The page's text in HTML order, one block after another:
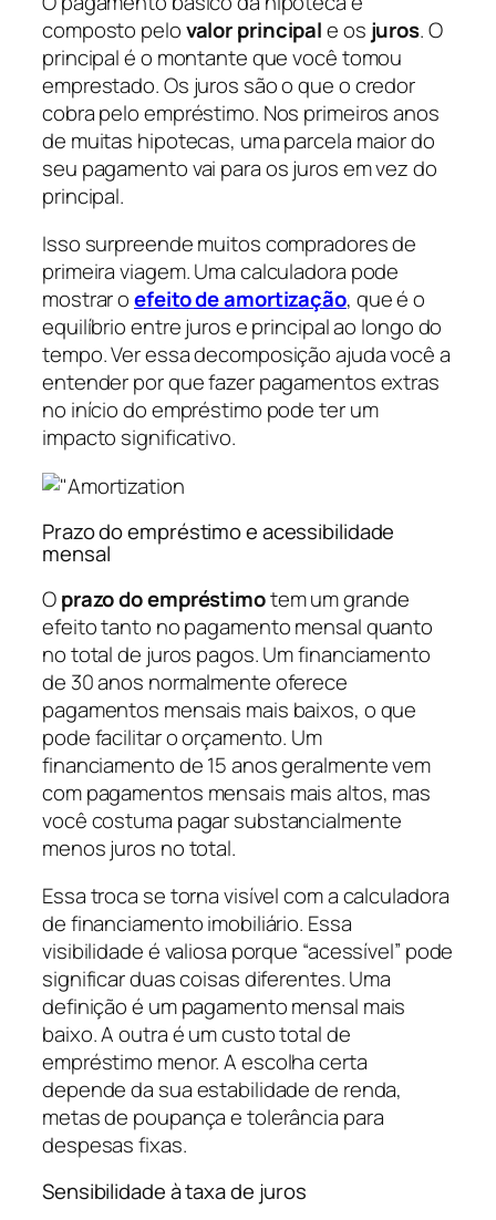
composto pelovalor principale os juros. O
principal é o montante que você tomou
emprestado. Os juros são o que o credor
cobra pelo empréstimo. Nos primeiros anos
de muitas hipotecas, uma parcela maior do
seu pagamento vai para os juros em vez do
principal.
Isso surpreende muitos compradores de
primeira viagem. Uma calculadora pode
mostrar oefeito de amortização, que é o
equilíbrio entre juros e principal ao longo do
tempo. Ver essa decomposição ajuda você a
entender por que fazer pagamentos extras
no início do empréstimo pode ter um
impacto significativo.
Prazo do empréstimo e acessibilidade
mensal
Oprazo do empréstimotem um grande
efeito tanto no pagamento mensal quanto
no total de juros pagos. Um financiamento
de 30 anos normalmente oferece
pagamentos mensais mais baixos, o que
pode facilitar o orçamento. Um
financiamento de 15 anos geralmente vem
com pagamentos mensais mais altos, mas
você costuma pagar substancialmente
menos juros no total.
Essa troca se torna visível com a calculadora
de financiamento imobiliário. Essa
visibilidade é valiosa porque “acessível” pode
significar duas coisas diferentes. Uma
definição é um pagamento mensal mais
baixo. A outra é um custo total de
empréstimo menor. A escolha certa
depende da sua estabilidade de renda,
metas de poupança e tolerância para
despesas fixas.
Sensibilidade à taxa de juros